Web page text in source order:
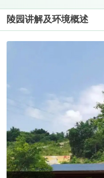
陵园讲解及环境概述